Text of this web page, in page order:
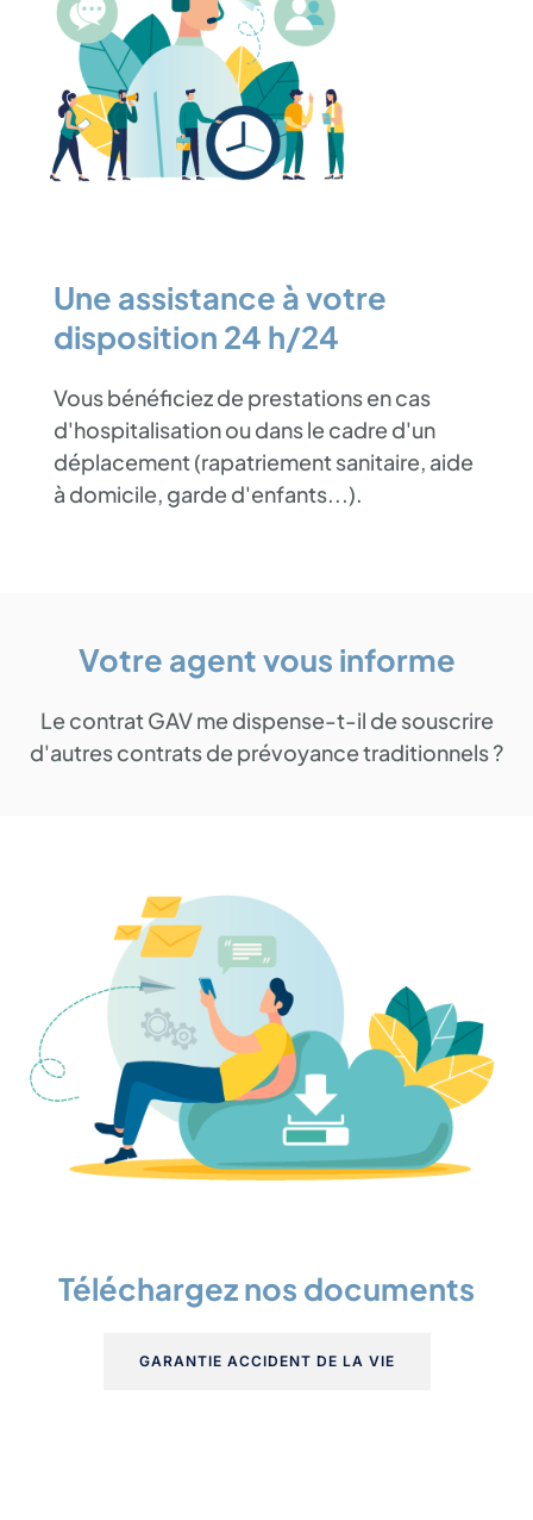
Une assistance à votre
disposition 24 h/24
Vous bénéficiez de prestations en cas
d'hospitalisation ou dans le cadre d'un
déplacement (rapatriement sanitaire, aide
à domicile, garde d'enfants...).
Votre agent vous informe
Le contrat GAV me dispense-t-il de souscrire
d'autres contrats de prévoyance traditionnels ?
Téléchargez nos documents
GARANTIE ACCIDENT DE LA VIE